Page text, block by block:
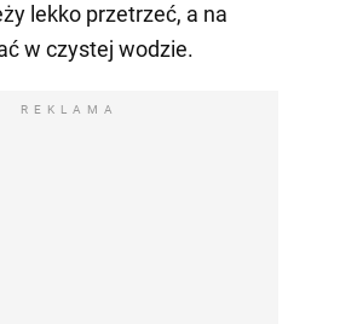
lekko przetrzeć, a na
w czystej wodzie.
REKLAMA